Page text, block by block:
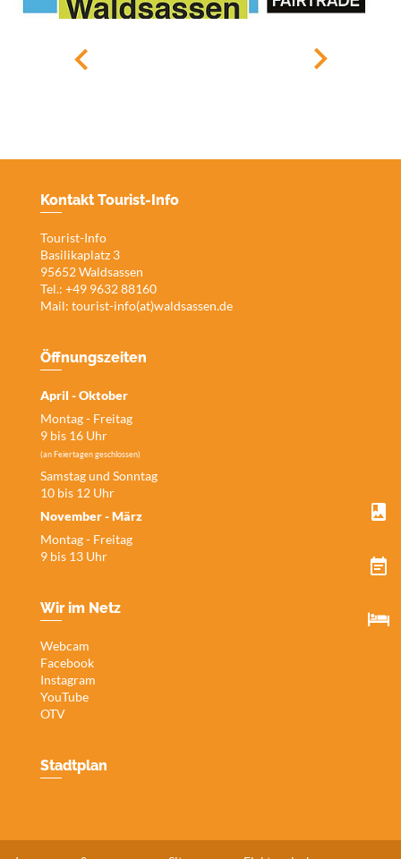
Kontakt Tourist-Info
Tourist-Info
Basilikaplatz 3
95652 Waldsassen
Tel.: +49 9632 88160
Mail: tourist-info(at)waldsassen.de
Öffnungszeiten
April - Oktober
Montag - Freitag
9 bis 16 Uhr
(an Feiertagen geschlossen)
Samstag und Sonntag
10 bis 12 Uhr
November - März
Montag - Freitag
9 bis 13 Uhr
Wir im Netz
Webcam
Facebook
Instagram
YouTube
OTV
Stadtplan